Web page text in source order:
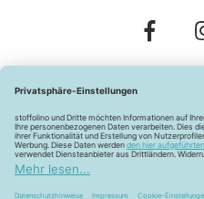
Widerrufsbelehrung
Barrierefreiheitserklärung